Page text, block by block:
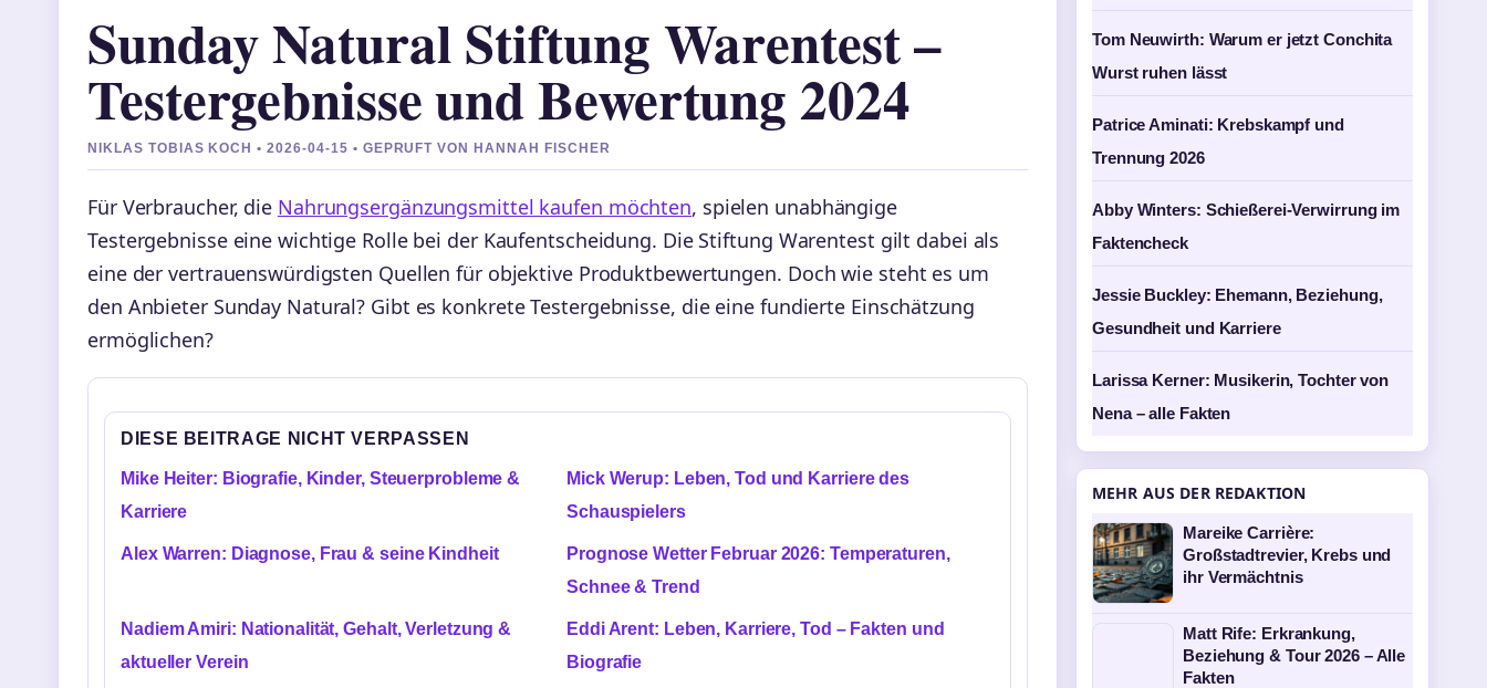
Sunday Natural Stiftung Warentest –
Testergebnisse und Bewertung 2024
NIKLAS TOBIAS KOCH • 2026-04-15 • GEPRUFT VON HANNAH FISCHER
Für Verbraucher, die Nahrungsergänzungsmittel kaufen möchten, spielen unabhängige
Testergebnisse eine wichtige Rolle bei der Kaufentscheidung. Die Stiftung Warentest gilt dabei als
eine der vertrauenswürdigsten Quellen für objektive Produktbewertungen. Doch wie steht es um
den Anbieter Sunday Natural? Gibt es konkrete Testergebnisse, die eine fundierte Einschätzung
ermöglichen?
DIESE BEITRAGE NICHT VERPASSEN
Mike Heiter: Biografie, Kinder, Steuerprobleme &
Karriere
Mick Werup: Leben, Tod und Karriere des
Schauspielers
Alex Warren: Diagnose, Frau & seine Kindheit
Prognose Wetter Februar 2026: Temperaturen,
Schnee & Trend
Nadiem Amiri: Nationalität, Gehalt, Verletzung &
aktueller Verein
Eddi Arent: Leben, Karriere, Tod – Fakten und
Biografie
Tom Neuwirth: Warum er jetzt Conchita
Wurst ruhen lässt
Patrice Aminati: Krebskampf und
Trennung 2026
Abby Winters: Schießerei-Verwirrung im
Faktencheck
Jessie Buckley: Ehemann, Beziehung,
Gesundheit und Karriere
Larissa Kerner: Musikerin, Tochter von
Nena – alle Fakten
MEHR AUS DER REDAKTION
Mareike Carrière:
Großstadtrevier, Krebs und
ihr Vermächtnis
Matt Rife: Erkrankung,
Beziehung & Tour 2026 – Alle
Fakten